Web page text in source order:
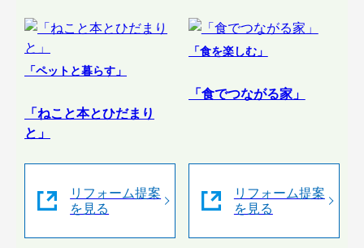
「ペットと暮らす」
「ねこと本とひだまり
と」
リフォーム提案
を見る
「食を楽しむ」
「食でつながる家」
リフォーム提案
を見る